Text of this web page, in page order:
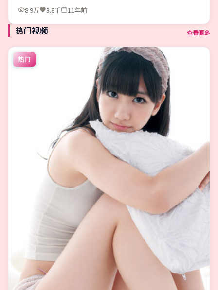
8.9万 3.8千 11年前
热门视频 查看更多
热门